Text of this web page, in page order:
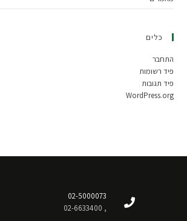
כלים
התחבר
פיד רשומות
פיד תגובות
WordPress.org
02-5000073
, 02-6633400